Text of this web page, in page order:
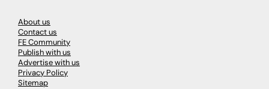
About us
Contact us
FE Community
Publish with us
Advertise with us
Privacy Policy
Sitemap